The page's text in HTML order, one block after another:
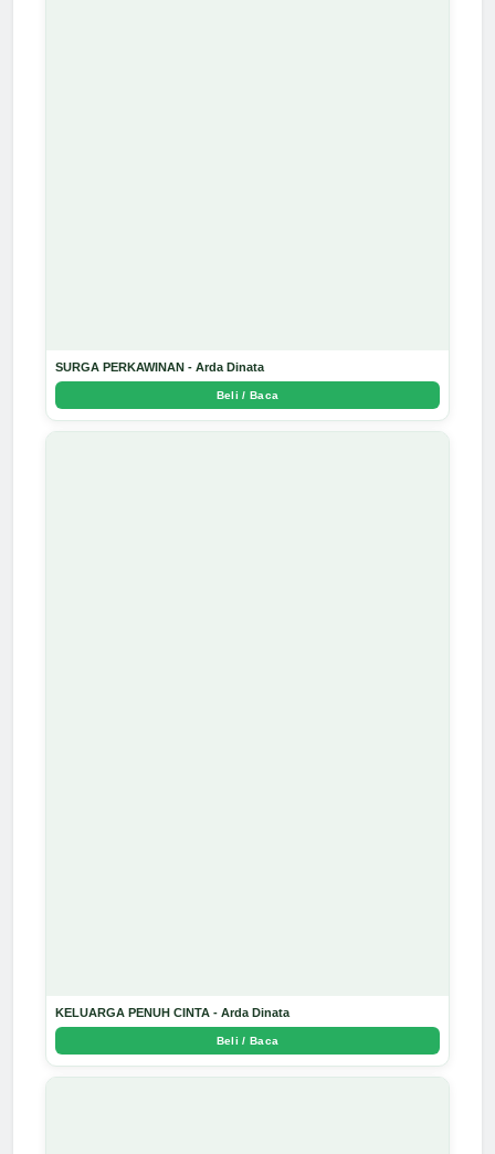
SURGA PERKAWINAN - Arda Dinata
Beli / Baca
KELUARGA PENUH CINTA - Arda Dinata
Beli / Baca